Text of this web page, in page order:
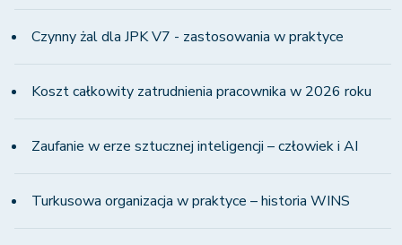
Czynny żal dla JPK V7 - zastosowania w praktyce
Koszt całkowity zatrudnienia pracownika w 2026 roku
Zaufanie w erze sztucznej inteligencji – człowiek i AI
Turkusowa organizacja w praktyce – historia WINS